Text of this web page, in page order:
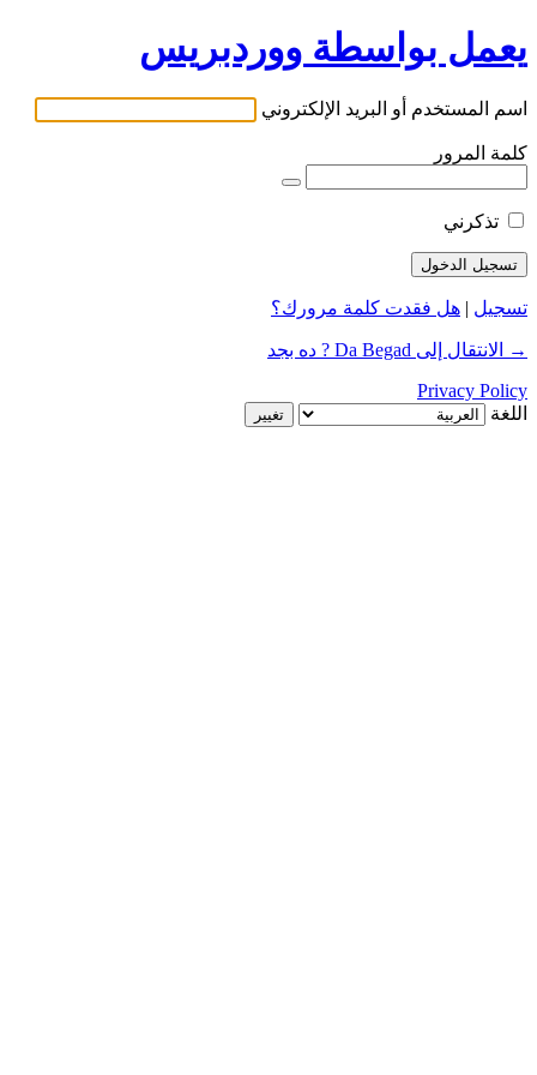
يعمل بواسطة ووردبريس
اسم المستخدم أو البريد الإلكتروني
كلمة المرور
تذكرني
تسجيل | هل فقدت كلمة مرورك؟
→ الانتقال إلى Da Begad ? ده بجد
Privacy Policy
اللغة